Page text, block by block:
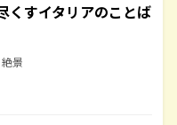
くすイタリアのことば
景